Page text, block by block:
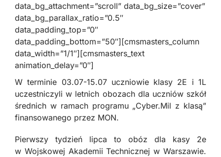
data_bg_attachment=”scroll” data_bg_size=”cover”
data_bg_parallax_ratio=”0.5″
data_padding_top=”0″
data_padding_bottom=”50″][cmsmasters_column
data_width=”1/1″][cmsmasters_text
animation_delay=”0″]
W terminie 03.07-15.07 uczniowie klasy 2E i 1L
uczestniczyli w letnich obozach dla uczniów szkół
średnich w ramach programu „Cyber.Mil z klasą”
finansowanego przez MON.
Pierwszy tydzień lipca to obóz dla kasy 2e
w Wojskowej Akademii Technicznej w Warszawie.